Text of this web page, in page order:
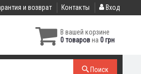
и возврат Контакты Вход
В вашей корзине
0 товаровна 0 грн
Поиск